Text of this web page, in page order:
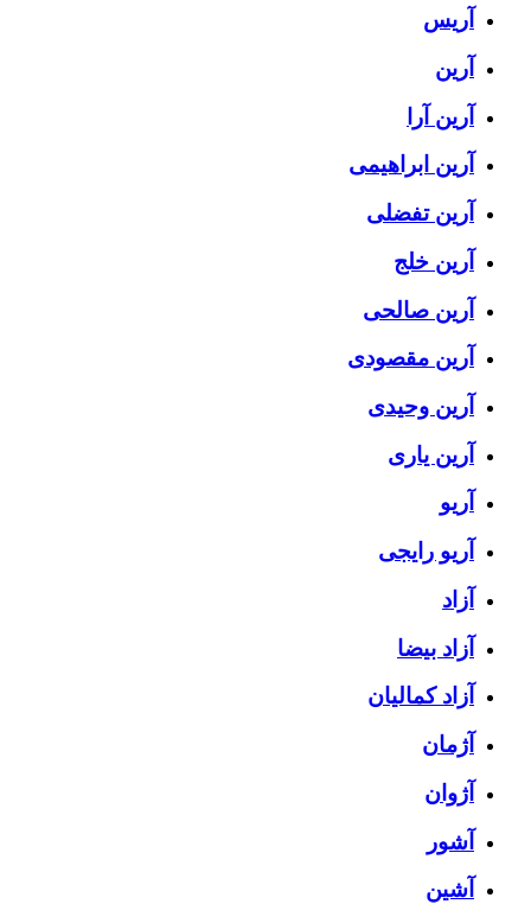
آریس
آرین
آرین آرا
آرین ابراهیمی
آرین تفضلی
آرین خلج
آرین صالحی
آرین مقصودی
آرین وحیدی
آرین یاری
آریو
آریو رایجی
آزاد
آزاد بیضا
آزاد کمالیان
آژمان
آژوان
آشور
آشین